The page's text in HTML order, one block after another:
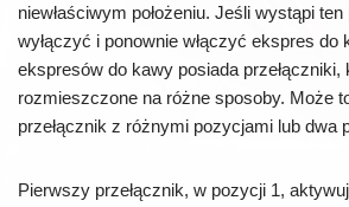
niewłaściwym położeniu. Jeśli wystąpi
wyłączyć i ponownie włączyć ekspres do
ekspresów do kawy posiada przełączniki,
rozmieszczone na różne sposoby. Może
przełącznik z różnymi pozycjami lub dwa
Pierwszy przełącznik, w pozycji 1,